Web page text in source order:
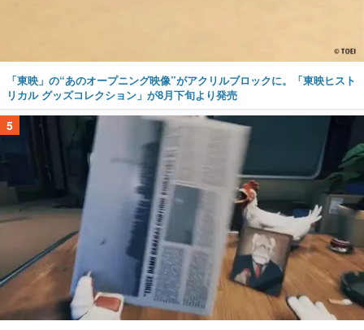
「東映」の“あのオープニング映像”がアクリルブロックに。「東映ヒスト
リカル グッズコレクション」が8月下旬より発売
5